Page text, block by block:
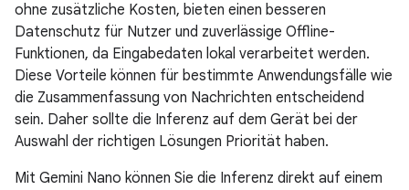
ohne zusätzliche Kosten, bieten einen besseren
Datenschutz für Nutzer und zuverlässige Offline-
Funktionen, da Eingabedaten lokal verarbeitet werden.
Diese Vorteile können für bestimmte Anwendungsfälle wie
die Zusammenfassung von Nachrichten entscheidend
sein. Daher sollte die Inferenz auf dem Gerät bei der
Auswahl der richtigen Lösungen Priorität haben.
Mit Gemini Nano können Sie die Inferenz direkt auf einem